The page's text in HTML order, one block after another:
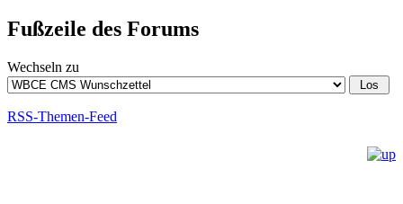
Fußzeile des Forums
Wechseln zu
RSS-Themen-Feed